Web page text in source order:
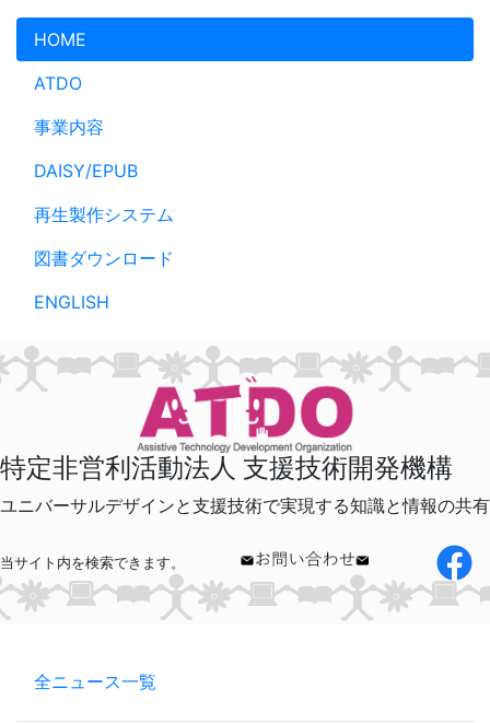
メインコンテンツへスキップ
HOME
ATDO
事業内容
DAISY/EPUB
再生製作システム
図書ダウンロード
ENGLISH
特定非営利活動法人 支援技術開発機構
ユニバーサルデザインと支援技術で実現する知識と情報の共有
当サイト内を検索できます。
全ニュース一覧